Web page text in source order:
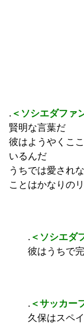
. ＜ソシエダファ
賢明な言葉だ
彼はようやくこ
いるんだ
うちでは愛され
ことはかなりの
. ＜ソシエダ
彼はうちで完
. ＜サッカー
久保はスペイ